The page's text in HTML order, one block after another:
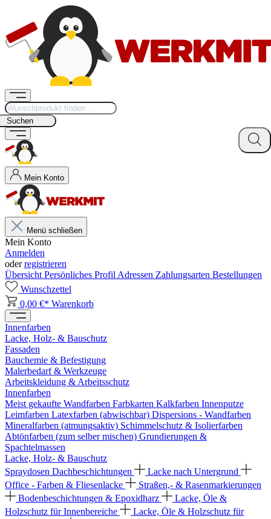
Suchen
Mein Konto
Menü schließen
Mein Konto
Anmelden
oderregistrieren
Übersicht Persönliches Profil Adressen Zahlungsarten Bestellungen
Wunschzettel
0,00 €* Warenkorb
Innenfarben
Lacke, Holz- & Bauschutz
Fassaden
Bauchemie & Befestigung
Malerbedarf & Werkzeuge
Arbeitskleidung & Arbeitsschutz
Innenfarben
Meist gekaufte Wandfarben Farbkarten Kalkfarben Innenputze
Leimfarben Latexfarben (abwischbar) Dispersions - Wandfarben
Mineralfarben (atmungsaktiv) Schimmelschutz & Isolierfarben
Abtönfarben (zum selber mischen) Grundierungen &
Spachtelmassen
Lacke, Holz- & Bauschutz
Spraydosen Dachbeschichtungen
Lacke nach Untergrund
Office - Farben & Fliesenlacke
Straßen,- & Rasenmarkierungen
Bodenbeschichtungen & Epoxidharz
Lacke, Öle &
Holzschutz für Innenbereiche
Lacke, Öle & Holzschutz für